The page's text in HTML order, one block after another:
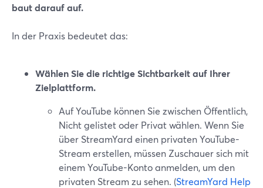
baut darauf auf.
In der Praxis bedeutet das:
Wählen Sie die richtige Sichtbarkeit auf Ihrer
Zielplattform.
Auf YouTube können Sie zwischen Öffentlich,
Nicht gelistet oder Privat wählen. Wenn Sie
über StreamYard einen privaten YouTube-
Stream erstellen, müssen Zuschauer sich mit
einem YouTube-Konto anmelden, um den
privaten Stream zu sehen. (StreamYard Help